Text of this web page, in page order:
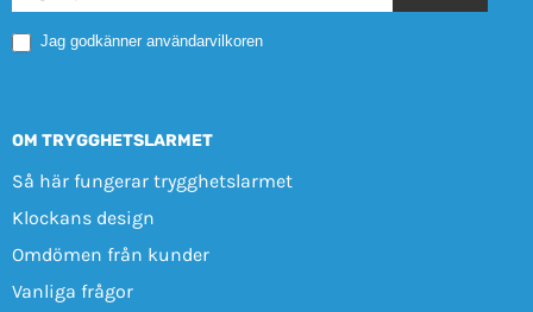
Mobile
Jag godkänner användarvilkoren
OM TRYGGHETSLARMET
Så här fungerar trygghetslarmet
Klockans design
Omdömen från kunder
Vanliga frågor